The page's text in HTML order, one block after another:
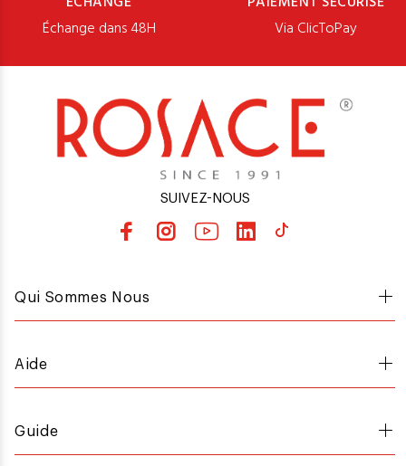
Échange dans 48H
Via ClicToPay
SUIVEZ-NOUS
Qui Sommes Nous
Aide
Guide